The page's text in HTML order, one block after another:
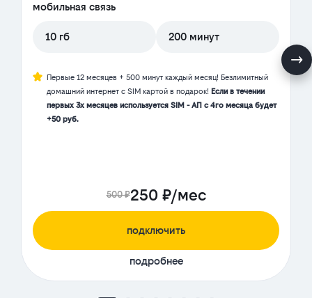
мобильная связь
10 гб 200 минут
Первые 12 месяцев + 500 минут каждый месяц! Безлимитный
домашний интернет с SIM картой в подарок! Если в течении
первых 3х месяцев используется SIM - АП с 4го месяца будет
+50 руб.
500 ₽250 ₽/мес
подключить
подробнее